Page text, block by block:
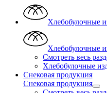
Хлебобулочные
Хлебобулочные
Смотреть весь
Хлебобулочные
Снековая продукция
Снековая продукция